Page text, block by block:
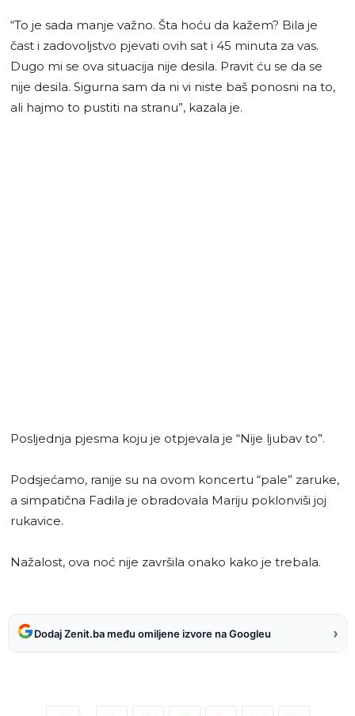
“To je sada manje važno. Šta hoću da kažem? Bila je
čast i zadovoljstvo pjevati ovih sat i 45 minuta za vas.
Dugo mi se ova situacija nije desila. Pravit ću se da se
nije desila. Sigurna sam da ni vi niste baš ponosni na to,
ali hajmo to pustiti na stranu”, kazala je.
Posljednja pjesma koju je otpjevala je “Nije ljubav to”.
Podsjećamo, ranije su na ovom koncertu “pale” zaruke,
a simpatična Fadila je obradovala Mariju poklonviši joj
rukavice.
Nažalost, ova noć nije završila onako kako je trebala.
Dodaj Zenit.ba među omiljene izvore na Googleu ›